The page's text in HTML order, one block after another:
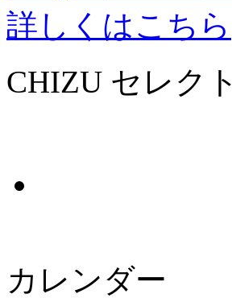
詳しくはこちら
CHIZU セレクト
カレンダー